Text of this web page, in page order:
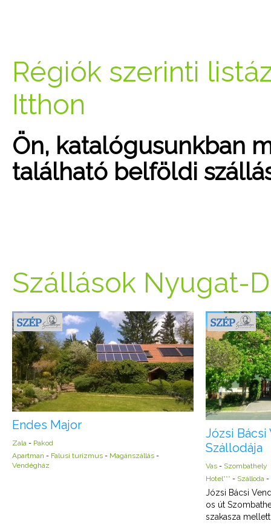
Régiók szerinti
Itthon
Ön, katalógusunkban
található belföldi
Szállások Nyugat-
Endes Major
Zala - Pakod
Apartman - Falusi turizmus - Magánszállás -
Vendégház
Józsi
Szállodája
Vas - Szombathely
Hotel*** - Szálloda -
Józsi Bácsi
os út
szakasza